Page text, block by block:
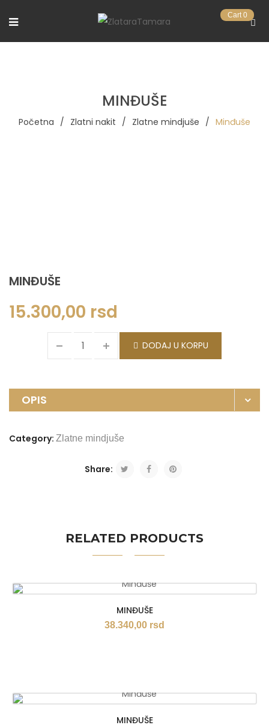
Cart 0
MINĐUŠE
Početna / Zlatni nakit / Zlatne mindjuše / Minđuše
MINĐUŠE
15.300,00 rsd
DODAJ U KORPU
OPIS
Category: Zlatne mindjuše
Share:
RELATED PRODUCTS
MINĐUŠE
38.340,00 rsd
MINĐUŠE